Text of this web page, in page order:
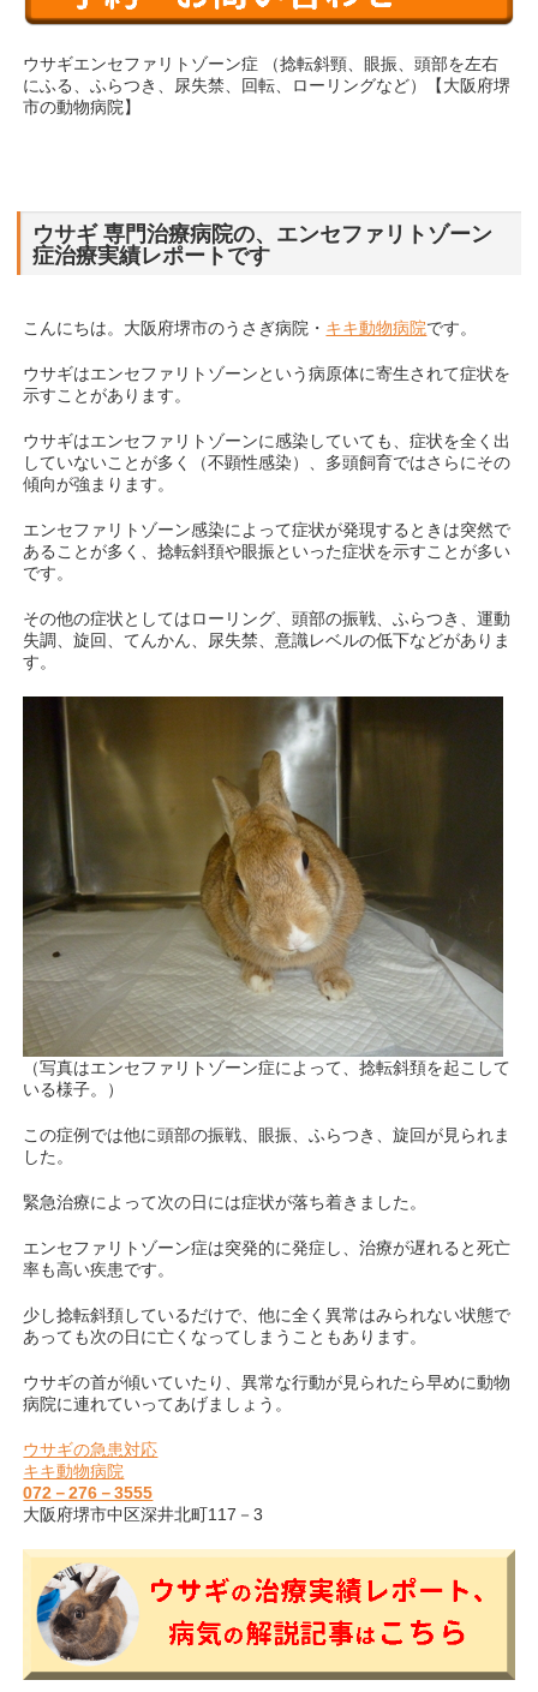
ウサギエンセファリトゾーン症 （捻転斜頸、眼振、頭部を左右
にふる、ふらつき、尿失禁、回転、ローリングなど）【大阪府堺
市の動物病院】
ウサギ 専門治療病院の、エンセファリトゾーン
症治療実績レポートです
こんにちは。大阪府堺市のうさぎ病院・ キキ動物病院です。
ウサギはエンセファリトゾーンという病原体に寄生されて症状を
示すことがあります。
ウサギはエンセファリトゾーンに感染していても、症状を全く出
していないことが多く（不顕性感染）、多頭飼育ではさらにその
傾向が強まります。
エンセファリトゾーン感染によって症状が発現するときは突然で
あることが多く、捻転斜頚や眼振といった症状を示すことが多い
です。
その他の症状としてはローリング、頭部の振戦、ふらつき、運動
失調、旋回、てんかん、尿失禁、意識レベルの低下などがありま
す。
（写真はエンセファリトゾーン症によって、捻転斜頚を起こして
いる様子。）
この症例では他に頭部の振戦、眼振、ふらつき、旋回が見られま
した。
緊急治療によって次の日には症状が落ち着きました。
エンセファリトゾーン症は突発的に発症し、治療が遅れると死亡
率も高い疾患です。
少し捻転斜頚しているだけで、他に全く異常はみられない状態で
あっても次の日に亡くなってしまうこともあります。
ウサギの首が傾いていたり、異常な行動が見られたら早めに動物
病院に連れていってあげましょう。
ウサギの急患対応
キキ動物病院
072－276－3555
大阪府堺市中区深井北町117－3